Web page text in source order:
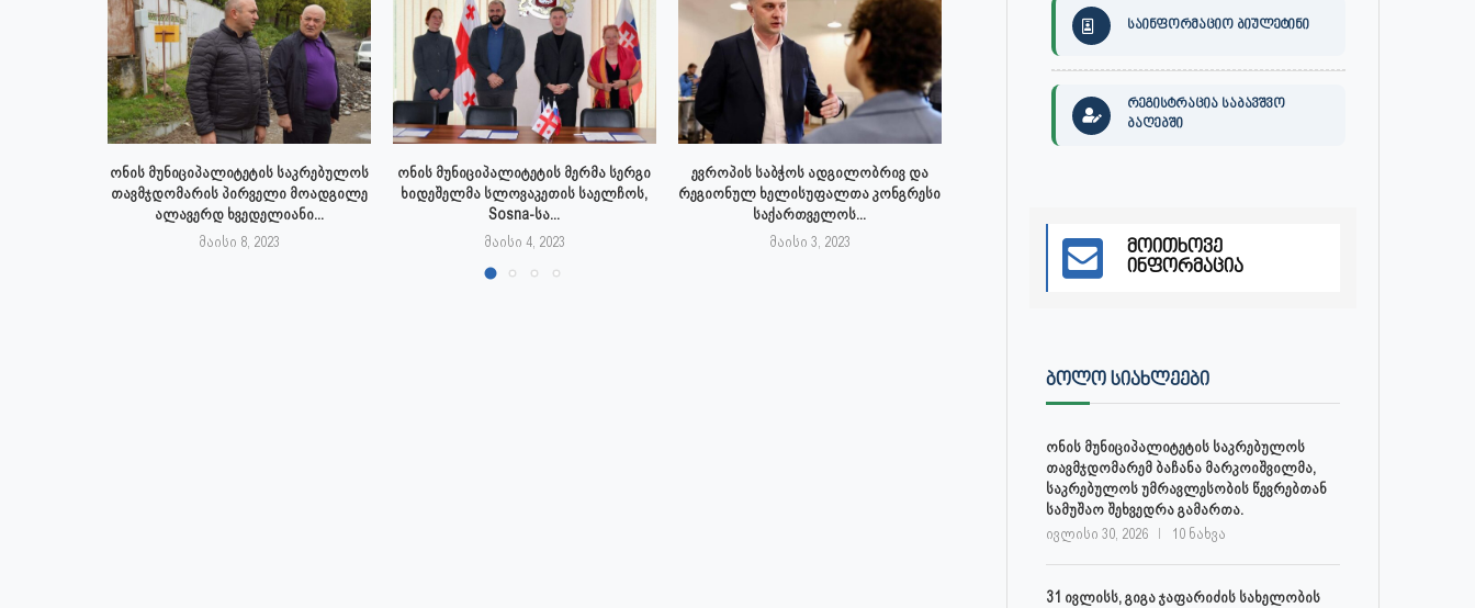
ონის მუნიციპალიტეტის საკრებულოს
თავმჯდომარის პირველი მოადგილე
ალავერდ ხვედელიანი...
მაისი 8, 2023
ონის მუნიციპალიტეტის მერმა სერგი
ხიდეშელმა სლოვაკეთის საელჩოს,
Sosna-სა...
მაისი 4, 2023
ევროპის საბჭოს ადგილობრივ და
რეგიონულ ხელისუფალთა კონგრესი
საქართველოს...
მაისი 3, 2023
საინფორმაციო ბიულეტინი
რეგისტრაცია საბავშვო
ბაღებში
მოითხოვე
ინფორმაცია
ᲑᲝᲚᲝ ᲡᲘᲐᲮᲚᲔᲔᲑᲘ
ონის მუნიციპალიტეტის საკრებულოს
თავმჯდომარემ ბაჩანა მარკოიშვილმა,
საკრებულოს უმრავლესობის წევრებთან
სამუშაო შეხვედრა გამართა.
ივლისი 30, 2026 10 ნახვა
31 ივლისს, გიგა ჯაფარიძის სახელობის